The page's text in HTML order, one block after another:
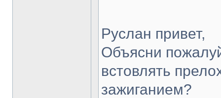
Руслан привет,
Объясни
встовлять
зажиганием?